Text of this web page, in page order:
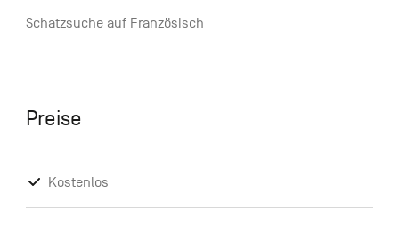
Schatzsuche auf Französisch
Preise
Kostenlos